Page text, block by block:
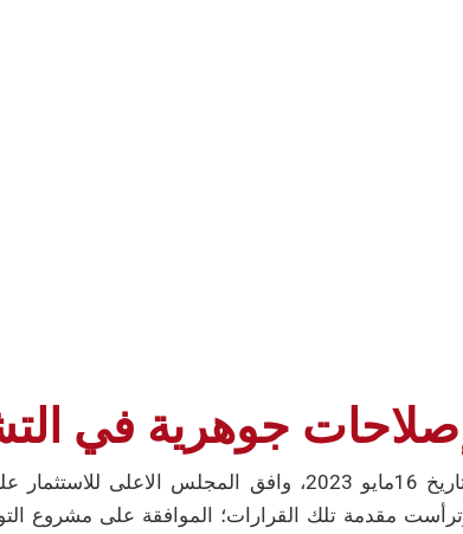
إصلاحات جوهرية في
وافق المجلس الاعلى للاستثمار على
مقدمة تلك القرارات؛ الموافقة على مشروع